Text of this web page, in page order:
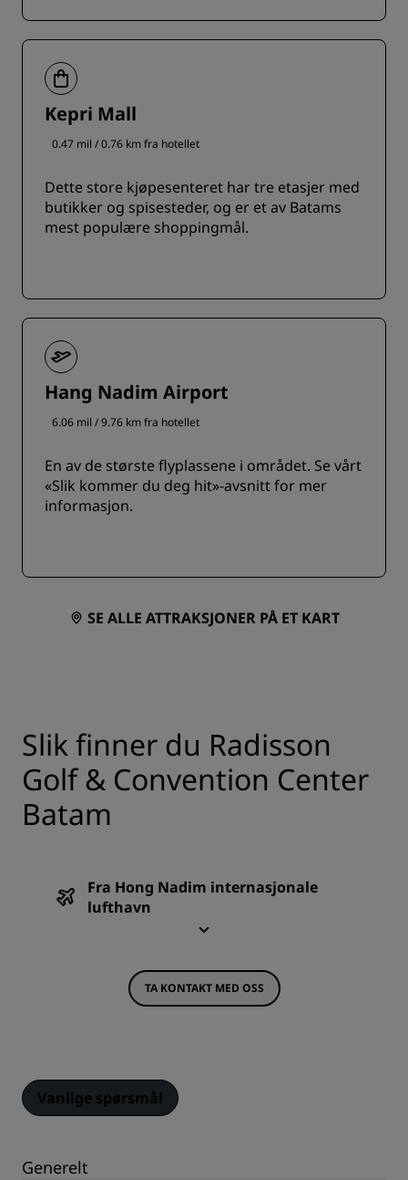
Kepri Mall
0.47 mil / 0.76 km fra hotellet
Dette store kjøpesenteret har tre etasjer med
butikker og spisesteder, og er et av Batams
mest populære shoppingmål.
Hang Nadim Airport
6.06 mil / 9.76 km fra hotellet
En av de største flyplassene i området. Se vårt
«Slik kommer du deg hit»-avsnitt for mer
informasjon.
SE ALLE ATTRAKSJONER PÅ ET KART
Slik finner du Radisson
Golf & Convention Center
Batam
Fra Hong Nadim internasjonale
lufthavn
TA KONTAKT MED OSS
Vanlige spørsmål
Generelt